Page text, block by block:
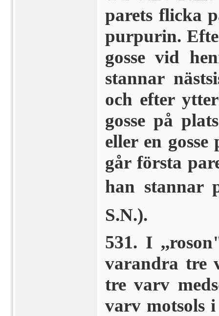
parets flicka
purpurin.
gosse vid
stannar
och efter
gosse på
eller en
går första
han stannar
S.N.).
531. I
varandra tre
tre varv
varv mot­sols